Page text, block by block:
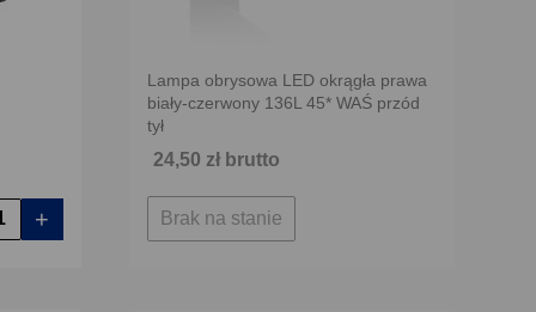
+
Lampa obrysowa LED okrągła prawa
biały-czerwony 136L 45* WAŚ przód
tył
24,50 zł brutto
Brak na stanie